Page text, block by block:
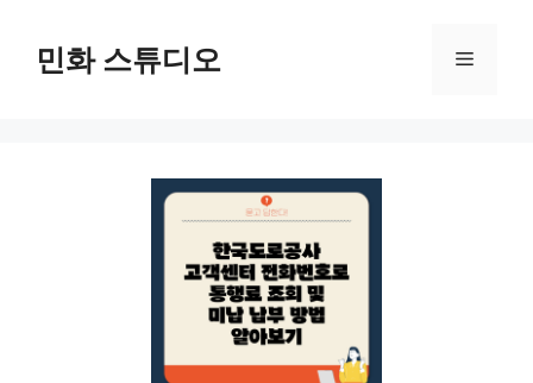
민화 스튜디오 메